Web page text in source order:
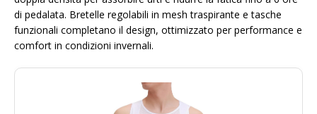
di pedalata. Bretelle regolabili in mesh traspirante e tasche
funzionali completano il design, ottimizzato per performance e
comfort in condizioni invernali.